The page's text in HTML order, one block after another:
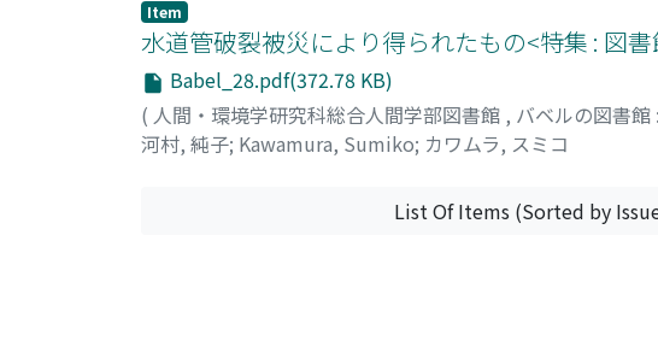
Item
水道管破裂被災により得られたもの<特集 : 図
Babel_28.pdf(372.78 KB)
( 人間・環境学研究科総合人間学部図書館 , バベルの図書
河村, 純子; Kawamura, Sumiko; カワムラ, スミコ
List Of Items (Sorted by